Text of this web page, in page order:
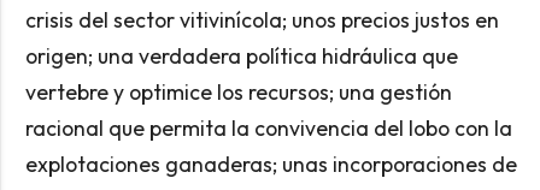
crisis del sector vitivinícola; unos precios justos en
origen; una verdadera política hidráulica que
vertebre y optimice los recursos; una gestión
racional que permita la convivencia del lobo con la
explotaciones ganaderas; unas incorporaciones de